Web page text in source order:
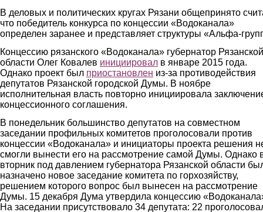
В деловых и политических кругах Рязани общепринято
что победитель конкурса по концессии «Водоканала»
определен заранее и представляет структуры «Альфа-
Концессию рязанского «Водоканала» губернатор Рязанской
области Олег Ковалев инициировал в январе 2015 года.
Однако проект был приостановлен из-за противодействия
депутатов Рязанской городской Думы. В ноябре
исполнительная власть повторно инициировала
концессионного соглашения.
В понедельник большинство депутатов на совместном
заседании профильных комитетов проголосовали против
концессии «Водоканала» и инициаторы проекта решения
смогли вынести его на рассмотрение самой Думы. Однако
вторник под давлением губернатора Рязанской области
назначено новое заседание комитета по горхозяйству,
решением которого вопрос был вынесен на рассмотрение
Думы. 15 декабря Дума утвердила концессию
На заседании присутствовало 34 депутата: 22